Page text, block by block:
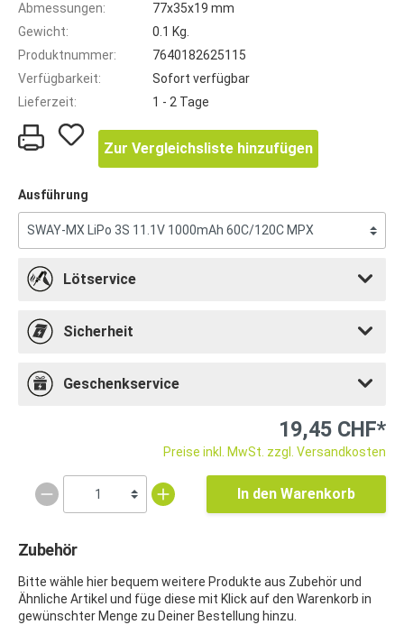
Abmessungen:
77x35x19 mm
Gewicht:
0.1 Kg.
Produktnummer:
7640182625115
Verfügbarkeit:
Sofort verfügbar
Lieferzeit:
1 - 2 Tage
Zur Vergleichsliste hinzufügen
Ausführung
Lötservice
Sicherheit
Geschenkservice
19,45 CHF*
Preise inkl. MwSt. zzgl. Versandkosten
In den Warenkorb
Zubehör
Bitte wähle hier bequem weitere Produkte aus Zubehör und
Ähnliche Artikel und füge diese mit Klick auf den Warenkorb in
gewünschter Menge zu Deiner Bestellung hinzu.